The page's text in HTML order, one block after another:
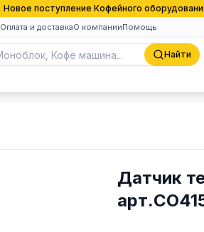
Новое поступление Кофейного
Оплата и доставкаО компанииПомощь
Найти
Датчик